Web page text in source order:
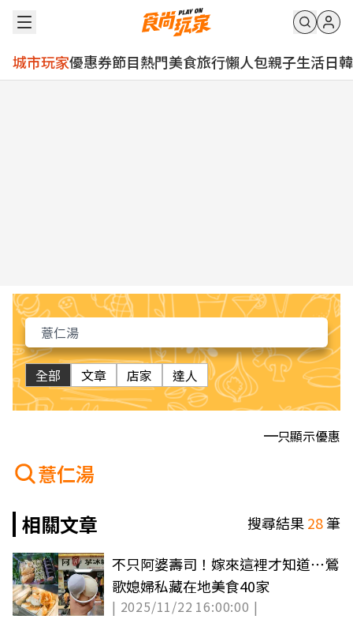
城市玩家優惠券節目熱門美食旅行懶人包親子生活日韓
全部 文章 店家 達人
只顯示優惠
薏仁湯
相關文章
搜尋結果28筆
不只阿婆壽司！嫁來這裡才知道⋯鶯
歌媳婦私藏在地美食40家
| 2025/11/22 16:00:00 |